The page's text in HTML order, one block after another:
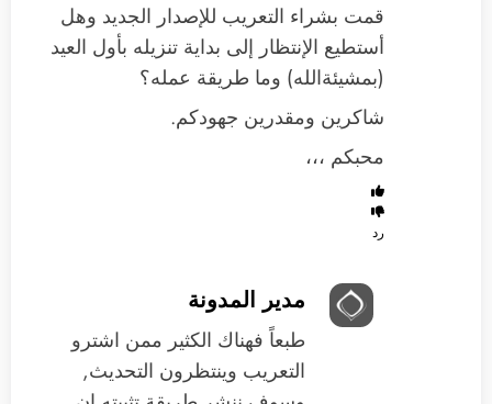
قمت بشراء التعريب للإصدار الجديد وهل
أستطيع الإنتظار إلى بداية تنزيله بأول العيد
(بمشيئةالله) وما طريقة عمله؟
شاكرين ومقدرين جهودكم.
محبكم ،،،
رد
مدير المدونة
طبعاً فهناك الكثير ممن اشترو
التعريب وينتظرون التحديث,